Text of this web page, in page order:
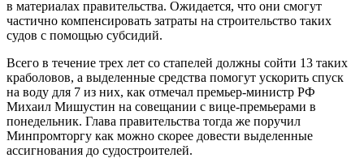
в материалах правительства. Ожидается, что они смогут
частично компенсировать затраты на строительство таких
судов с помощью субсидий.
Всего в течение трех лет со стапелей должны сойти 13 таких
краболовов, а выделенные средства помогут ускорить спуск
на воду для 7 из них, как отмечал премьер-министр РФ
Михаил Мишустин на совещании с вице-премьерами в
понедельник. Глава правительства тогда же поручил
Минпромторгу как можно скорее довести выделенные
ассигнования до судостроителей.